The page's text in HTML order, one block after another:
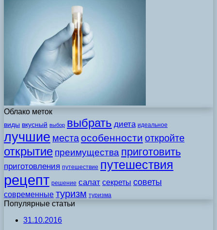
Облако меток
виды вкусный выбор выбрать диета идеальное
лучшие места особенности откройте
открытие преимущества приготовить
приготовления путешествие путешествия
рецепт решение салат секреты советы
современные туризм туризма
Популярные статьи
31.10.2016